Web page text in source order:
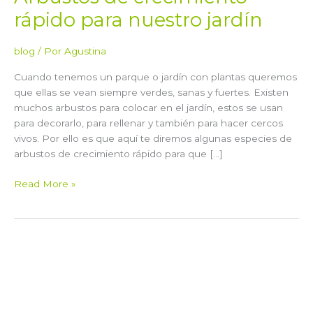
rápido para nuestro jardín
blog / Por Agustina
Cuando tenemos un parque o jardín con plantas queremos
que ellas se vean siempre verdes, sanas y fuertes. Existen
muchos arbustos para colocar en el jardín, estos se usan
para decorarlo, para rellenar y también para hacer cercos
vivos. Por ello es que aquí te diremos algunas especies de
arbustos de crecimiento rápido para que […]
Read More »